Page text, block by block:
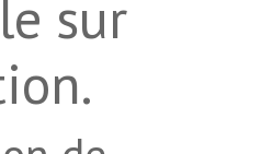
sur